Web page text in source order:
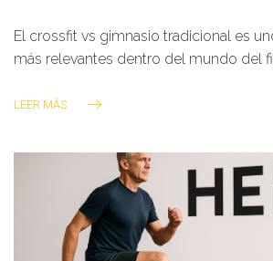
El crossfit vs gimnasio tradicional es
más relevantes dentro del mundo del
LEER MÁS